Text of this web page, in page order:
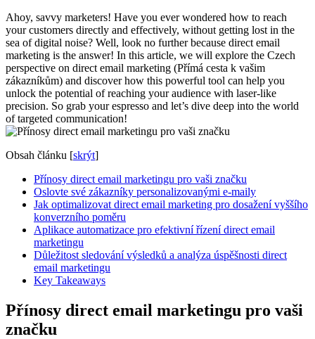
Ahoy, savvy marketers! Have you ever wondered how to reach
your customers directly and effectively, without getting lost in the
sea of digital noise? Well, look no further because direct email
marketing is the answer! In this article, we will explore the Czech
perspective on direct email marketing (Přímá cesta k vašim
zákazníkům) and discover how this powerful tool can help you
unlock the potential of reaching your audience with laser-like
precision. So grab your espresso and let’s dive deep into the world
of targeted communication!
Obsah článku [skrýt]
Přínosy direct email marketingu pro vaši značku
Oslovte své zákazníky personalizovanými e-maily
Jak optimalizovat direct email marketing pro dosažení vyššího
konverzního poměru
Aplikace automatizace pro efektivní řízení direct email
marketingu
Důležitost sledování výsledků a analýza úspěšnosti direct
email marketingu
Key Takeaways
Přínosy direct email marketingu pro vaši
značku